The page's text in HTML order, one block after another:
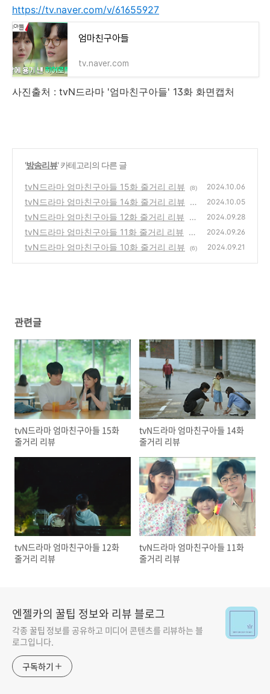
https://tv.naver.com/v/61655927
엄마친구아들
tv.naver.com
사진출처 : tvN드라마 '엄마친구아들' 13화 화면캡처
'방송리뷰' 카테고리의 다른 글
tvN드라마 엄마친구아들 15화 줄거리 리뷰 (8) 2024.10.06
tvN드라마 엄마친구아들 14화 줄거리 리뷰
(2
5)
2024.10.05
tvN드라마 엄마친구아들 12화 줄거리 리뷰
(2
1)
2024.09.28
tvN드라마 엄마친구아들 11화 줄거리 리뷰
(1
7)
2024.09.26
tvN드라마 엄마친구아들 10화 줄거리 리뷰 (6) 2024.09.21
관련글
tvN드라마 엄마친구아들 15화
줄거리 리뷰
tvN드라마 엄마친구아들 14화
줄거리 리뷰
tvN드라마 엄마친구아들 12화
줄거리 리뷰
tvN드라마 엄마친구아들 11화
줄거리 리뷰
엔젤카의 꿀팁 정보와 리뷰 블로그
각종 꿀팁 정보를 공유하고 미디어 콘텐츠를 리뷰하는 블
로그입니다.
구독하기